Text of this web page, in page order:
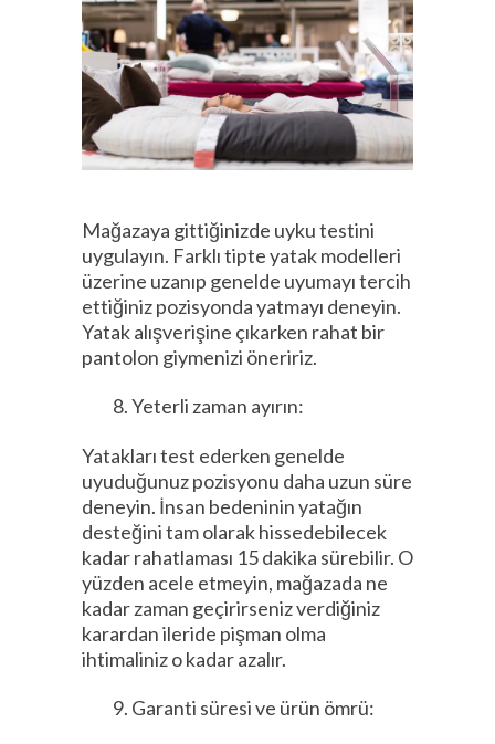
Mağazaya gittiğinizde uyku testini
uygulayın. Farklı tipte yatak modelleri
üzerine uzanıp genelde uyumayı tercih
ettiğiniz pozisyonda yatmayı deneyin.
Yatak alışverişine çıkarken rahat bir
pantolon giymenizi öneririz.
Yeterli zaman ayırın:
Yatakları test ederken genelde
uyuduğunuz pozisyonu daha uzun süre
deneyin. İnsan bedeninin yatağın
desteğini tam olarak hissedebilecek
kadar rahatlaması 15 dakika sürebilir. O
yüzden acele etmeyin, mağazada ne
kadar zaman geçirirseniz verdiğiniz
karardan ileride pişman olma
ihtimaliniz o kadar azalır.
Garanti süresi ve ürün ömrü: